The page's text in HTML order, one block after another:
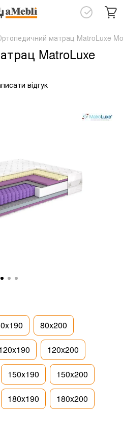
матрац MatroLuxe
MatroLuxe
відгук
80x200
120x200
150x190 150x200
180x190 180x200